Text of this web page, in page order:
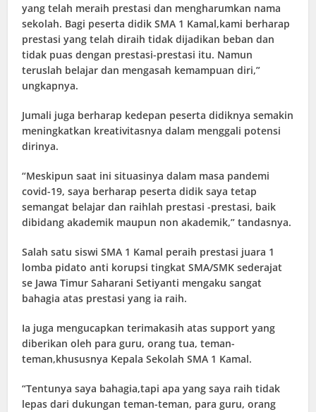
yang telah meraih prestasi dan mengharumkan nama
sekolah. Bagi peserta didik SMA 1 Kamal,kami berharap
prestasi yang telah diraih tidak dijadikan beban dan
tidak puas dengan prestasi-prestasi itu. Namun
teruslah belajar dan mengasah kemampuan diri,”
ungkapnya.
Jumali juga berharap kedepan peserta didiknya semakin
meningkatkan kreativitasnya dalam menggali potensi
dirinya.
“Meskipun saat ini situasinya dalam masa pandemi
covid-19, saya berharap peserta didik saya tetap
semangat belajar dan raihlah prestasi -prestasi, baik
dibidang akademik maupun non akademik,” tandasnya.
Salah satu siswi SMA 1 Kamal peraih prestasi juara 1
lomba pidato anti korupsi tingkat SMA/SMK sederajat
se Jawa Timur Saharani Setiyanti mengaku sangat
bahagia atas prestasi yang ia raih.
Ia juga mengucapkan terimakasih atas support yang
diberikan oleh para guru, orang tua, teman-
teman,khususnya Kepala Sekolah SMA 1 Kamal.
“Tentunya saya bahagia,tapi apa yang saya raih tidak
lepas dari dukungan teman-teman, para guru, orang